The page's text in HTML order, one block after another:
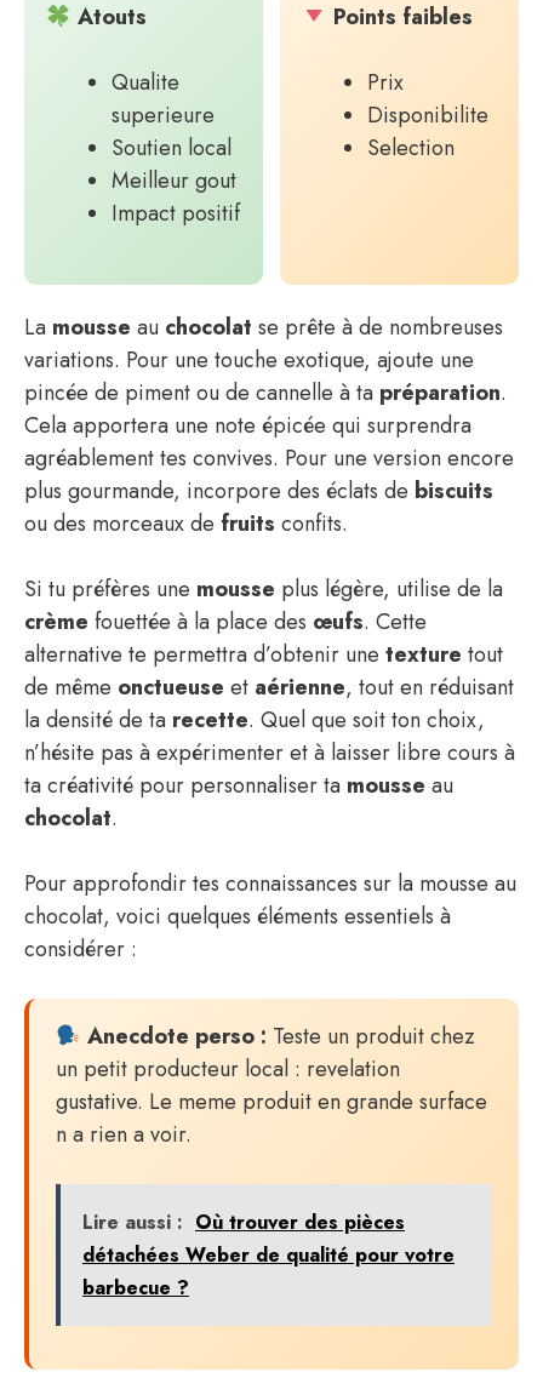
Atouts
Qualite
superieure
Soutien local
Meilleur gout
Impact positif
Points faibles
Prix
Disponibilite
Selection
La mousse au chocolat se prête à de nombreuses
variations. Pour une touche exotique, ajoute une
pincée de piment ou de cannelle à ta préparation.
Cela apportera une note épicée qui surprendra
agréablement tes convives. Pour une version encore
plus gourmande, incorpore des éclats de biscuits
ou des morceaux de fruits confits.
Si tu préfères une mousse plus légère, utilise de la
crème fouettée à la place des œufs. Cette
alternative te permettra d’obtenir une texture tout
de même onctueuse et aérienne, tout en réduisant
la densité de ta recette. Quel que soit ton choix,
n’hésite pas à expérimenter et à laisser libre cours à
ta créativité pour personnaliser ta mousse au
chocolat.
Pour approfondir tes connaissances sur la mousse au
chocolat, voici quelques éléments essentiels à
considérer :
Anecdote perso : Teste un produit chez
un petit producteur local : revelation
gustative. Le meme produit en grande surface
n a rien a voir.
Lire aussi : Où trouver des pièces
détachées Weber de qualité pour votre
barbecue ?